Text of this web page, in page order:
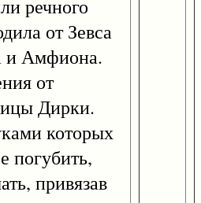
речного
от Зевса
и Амфиона.
от
Дирки.
которых
погубить,
привязав